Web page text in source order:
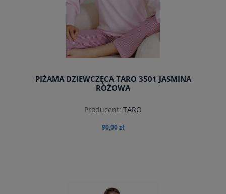
PIŻAMA DZIEWCZĘCA TARO 3501 JASMINA
RÓŻOWA
Producent: TARO
90,00 zł
do koszyka